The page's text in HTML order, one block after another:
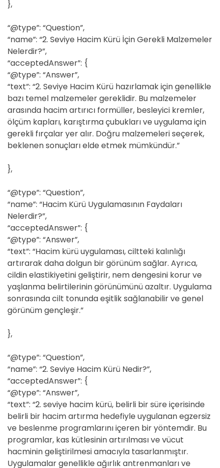
},
“@type”: “Question”,
“name”: “2. Seviye Hacim Kürü İçin Gerekli Malzemeler
Nelerdir?”,
“acceptedAnswer”: {
“@type”: “Answer”,
“text”: “2. Seviye Hacim Kürü hazırlamak için genellikle
bazı temel malzemeler gereklidir. Bu malzemeler
arasında hacim artırıcı formüller, besleyici kremler,
ölçüm kapları, karıştırma çubukları ve uygulama için
gerekli fırçalar yer alır. Doğru malzemeleri seçerek,
beklenen sonuçları elde etmek mümkündür.”
},
“@type”: “Question”,
“name”: “Hacim Kürü Uygulamasının Faydaları
Nelerdir?”,
“acceptedAnswer”: {
“@type”: “Answer”,
“text”: “Hacim kürü uygulaması, ciltteki kalınlığı
artırarak daha dolgun bir görünüm sağlar. Ayrıca,
cildin elastikiyetini geliştirir, nem dengesini korur ve
yaşlanma belirtilerinin görünümünü azaltır. Uygulama
sonrasında cilt tonunda eşitlik sağlanabilir ve genel
görünüm gençleşir.”
},
“@type”: “Question”,
“name”: “2. Seviye Hacim Kürü Nedir?”,
“acceptedAnswer”: {
“@type”: “Answer”,
“text”: “2. seviye hacim kürü, belirli bir süre içerisinde
belirli bir hacim artırma hedefiyle uygulanan egzersiz
ve beslenme programlarını içeren bir yöntemdir. Bu
programlar, kas kütlesinin artırılması ve vücut
hacminin geliştirilmesi amacıyla tasarlanmıştır.
Uygulamalar genellikle ağırlık antrenmanları ve